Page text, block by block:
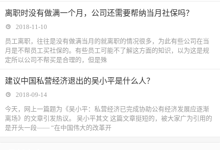
离职时没有做满一个月，公司还需要帮纳当月社保吗？
2018-11-10
​员工离职，往往是没有做满当月的就离职的情况很多，为此有些公司在当
月是不帮员工买社保的。有些员工可能不了解这方面的知识，以为这是规
定所以公司不帮买是合理的，但是殊
建议中国私营经济退出的吴小平是什么人？
2018-09-14
今天，网上一篇题为《吴小平：私营经济已完成协助公有经济发展应逐渐
离场》的文章引发热议。 吴小平其文 这篇文章挺短的，被大家广为引用的
是开头一段—— “在中国伟大的改革开